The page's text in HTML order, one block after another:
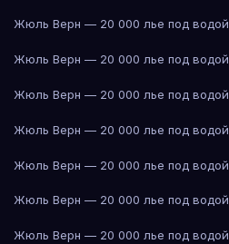
Жюль Верн — 20 000 лье под водой
Жюль Верн — 20 000 лье под водой
Жюль Верн — 20 000 лье под водой
Жюль Верн — 20 000 лье под водой
Жюль Верн — 20 000 лье под водой
Жюль Верн — 20 000 лье под водой
Жюль Верн — 20 000 лье под водой